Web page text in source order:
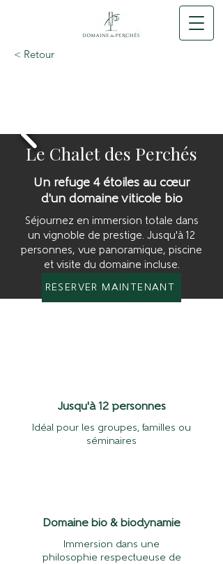
< Retour
Le Chalet des Perchés
Un refuge 4 étoiles au cœur
d'un domaine viticole bio
Séjournez en immersion totale dans
un vignoble de prestige. Jusqu'à 12
personnes, vue panoramique, piscine
et visite du domaine incluse.
RÉSERVER MAINTENANT
Jusqu'à 12 personnes
Idéal pour les groupes, familles ou
séminaires
Domaine bio & biodynamie
Immersion dans une
philosophie respectueuse de